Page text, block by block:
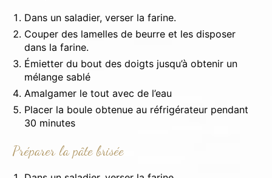
Dans un saladier, verser la farine.
Couper des lamelles de beurre et les disposer
dans la farine.
Émietter du bout des doigts jusqu’à obtenir un
mélange sablé
Amalgamer le tout avec de l’eau
Placer la boule obtenue au réfrigérateur pendant
30 minutes
Préparer la pâte brisée